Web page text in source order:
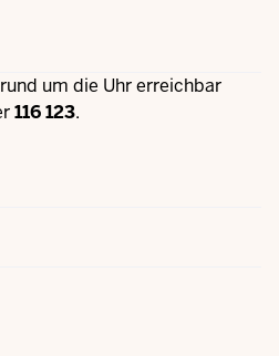
um die Uhr erreichbar
116 123.